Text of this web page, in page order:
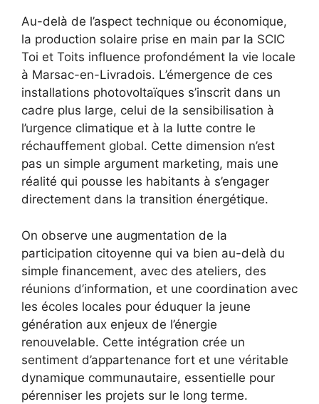
Au-delà de l’aspect technique ou économique,
la production solaire prise en main par la SCIC
Toi et Toits influence profondément la vie locale
à Marsac-en-Livradois. L’émergence de ces
installations photovoltaïques s’inscrit dans un
cadre plus large, celui de la sensibilisation à
l’urgence climatique et à la lutte contre le
réchauffement global. Cette dimension n’est
pas un simple argument marketing, mais une
réalité qui pousse les habitants à s’engager
directement dans la transition énergétique.
On observe une augmentation de la
participation citoyenne qui va bien au-delà du
simple financement, avec des ateliers, des
réunions d’information, et une coordination avec
les écoles locales pour éduquer la jeune
génération aux enjeux de l’énergie
renouvelable. Cette intégration crée un
sentiment d’appartenance fort et une véritable
dynamique communautaire, essentielle pour
pérenniser les projets sur le long terme.